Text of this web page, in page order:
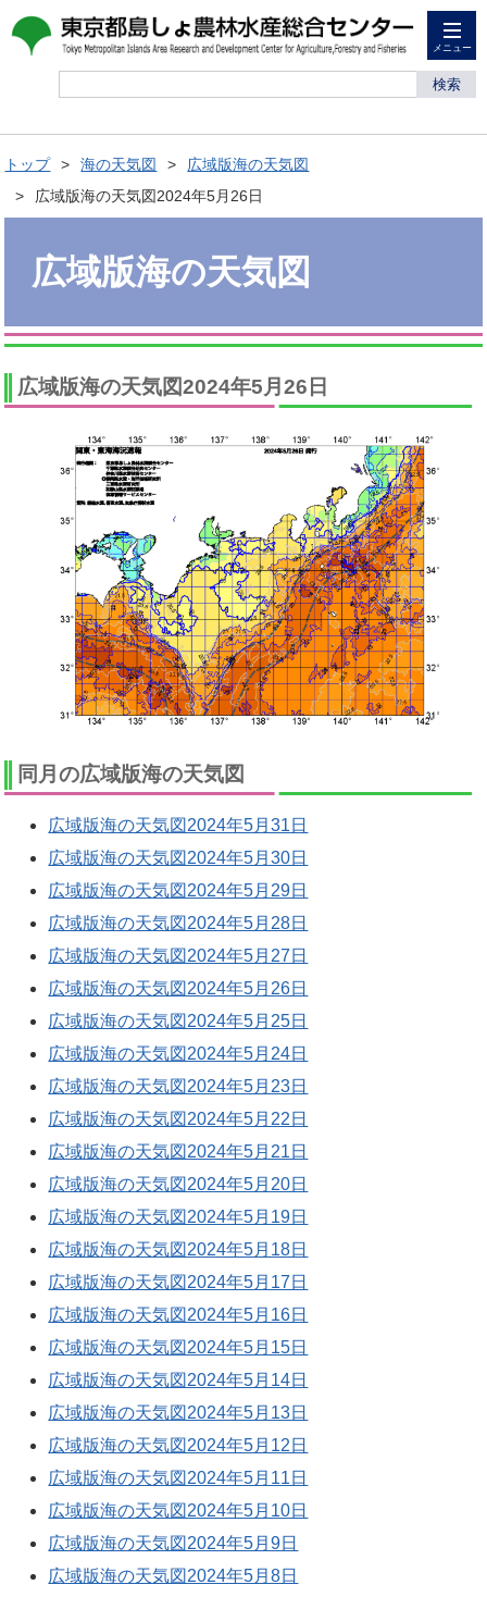
メニュー
検索
トップ 海の天気図
広域版海の天気図
広域版海の天気図2024年5月26日
広域版海の天気図
広域版海の天気図2024年5月26日
同月の広域版海の天気図
広域版海の天気図2024年5月31日
広域版海の天気図2024年5月30日
広域版海の天気図2024年5月29日
広域版海の天気図2024年5月28日
広域版海の天気図2024年5月27日
広域版海の天気図2024年5月26日
広域版海の天気図2024年5月25日
広域版海の天気図2024年5月24日
広域版海の天気図2024年5月23日
広域版海の天気図2024年5月22日
広域版海の天気図2024年5月21日
広域版海の天気図2024年5月20日
広域版海の天気図2024年5月19日
広域版海の天気図2024年5月18日
広域版海の天気図2024年5月17日
広域版海の天気図2024年5月16日
広域版海の天気図2024年5月15日
広域版海の天気図2024年5月14日
広域版海の天気図2024年5月13日
広域版海の天気図2024年5月12日
広域版海の天気図2024年5月11日
広域版海の天気図2024年5月10日
広域版海の天気図2024年5月9日
広域版海の天気図2024年5月8日